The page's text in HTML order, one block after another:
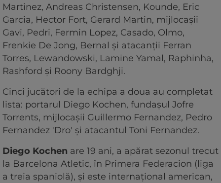
Martinez, Andreas Christensen, Kounde, Eric
Garcia, Hector Fort, Gerard Martin, mijlocaşii
Gavi, Pedri, Fermin Lopez, Casado, Olmo,
Frenkie De Jong, Bernal şi atacanţii Ferran
Torres, Lewandowski, Lamine Yamal, Raphinha,
Rashford şi Roony Bardghji.
Cinci jucători de la echipa a doua au completat
lista: portarul Diego Kochen, fundaşul Jofre
Torrents, mijlocaşii Guillermo Fernandez, Pedro
Fernandez 'Dro' şi atacantul Toni Fernandez.
Diego Kochen are 19 ani, a apărat sezonul trecut
la Barcelona Atletic, în Primera Federacion (liga
a treia spaniolă), și este internațional american,